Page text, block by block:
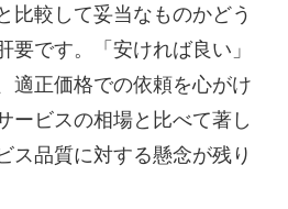
比較して妥当なものかどう
要です。「安ければ良い」
適正価格での依頼を心がけ
ービスの相場と比べて著し
ス品質に対する懸念が残り